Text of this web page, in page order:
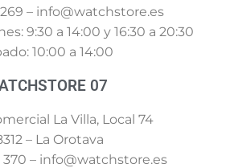
269 – info@watchstore.es
9:30 a 14:00 y 16:30 a 20:30
10:00 a 14:00
07
La Villa, Local 74
– La Orotava
370 – info@watchstore.es